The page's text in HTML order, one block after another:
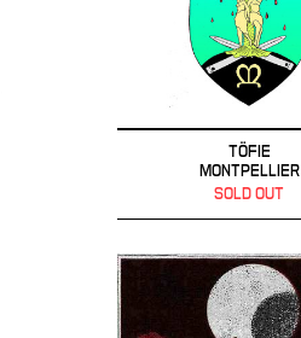
TÖFIE
MONTPELLIER
SOLD OUT